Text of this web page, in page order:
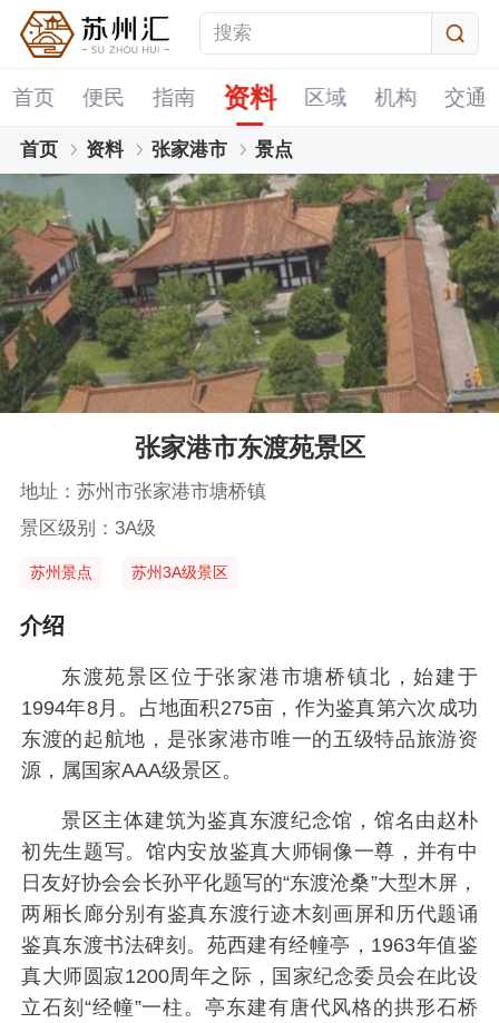
首页 便民 指南 资料 区域 机构 交通
首页 资料 张家港市 景点
张家港市东渡苑景区
地址：苏州市张家港市塘桥镇
景区级别：3A级
苏州景点 苏州3A级景区
介绍
东渡苑景区位于张家港市塘桥镇北，始建于
1994年8月。占地面积275亩，作为鉴真第六次成功
东渡的起航地，是张家港市唯一的五级特品旅游资
源，属国家AAA级景区。
景区主体建筑为鉴真东渡纪念馆，馆名由赵朴
初先生题写。馆内安放鉴真大师铜像一尊，并有中
日友好协会会长孙平化题写的“东渡沧桑”大型木屏，
两厢长廊分别有鉴真东渡行迹木刻画屏和历代题诵
鉴真东渡书法碑刻。苑西建有经幢亭，1963年值鉴
真大师圆寂1200周年之际，国家纪念委员会在此设
立石刻“经幢”一柱。亭东建有唐代风格的拱形石桥